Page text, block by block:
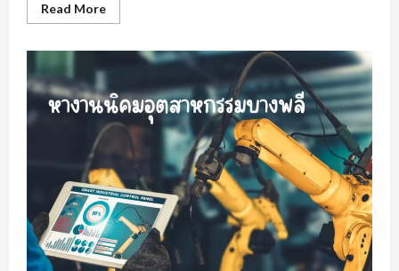
Read MoreRead
more
ที่
ของ
พฤติกรรม
คน
หา
พนักงาน
ขาย
สร้าง
ความ
พึง
พอใจ
ให้
แก่
องค์กร